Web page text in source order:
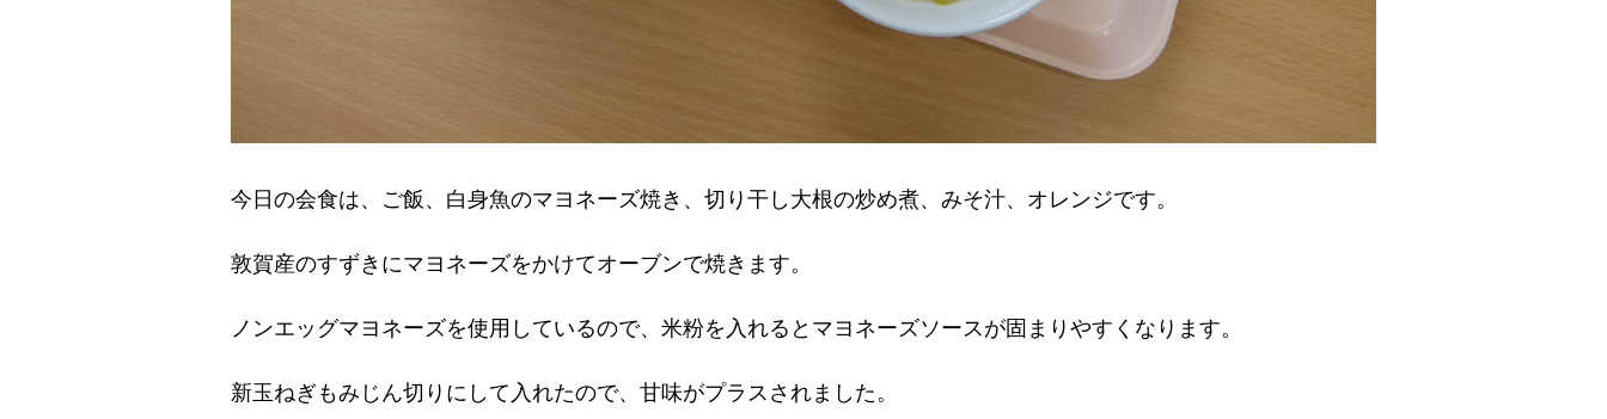
今日の会食は、ご飯、白身魚のマヨネーズ焼き、切り干し大根の炒め煮、みそ汁、オレンジです。
敦賀産のすずきにマヨネーズをかけてオーブンで焼きます。
ノンエッグマヨネーズを使用しているので、米粉を入れるとマヨネーズソースが固まりやすくなります。
新玉ねぎもみじん切りにして入れたので、甘味がプラスされました。